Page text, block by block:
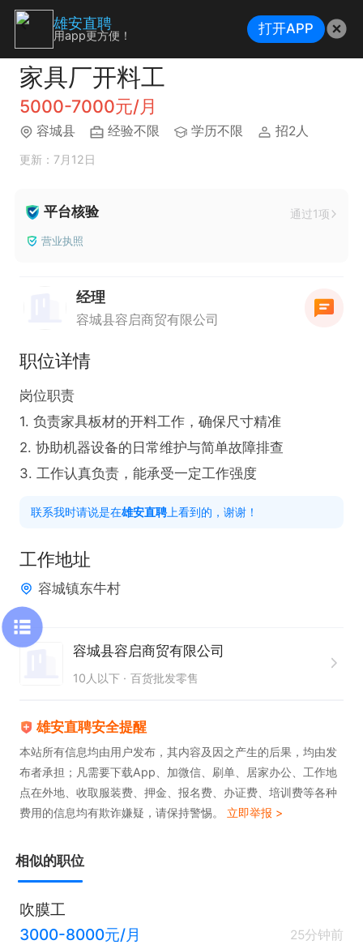
家具厂开料工
5000-7000元/月
容城县 经验不限 学历不限 招2人
更新：7月12日
平台核验 通过1项
营业执照
经理
容城县容启商贸有限公司
职位详情
岗位职责
1. 负责家具板材的开料工作，确保尺寸精准
2. 协助机器设备的日常维护与简单故障排查
3. 工作认真负责，能承受一定工作强度
联系我时请说是在雄安直聘 上看到的，谢谢！
工作地址
容城镇东牛村
容城县容启商贸有限公司
10人以下 百货批发零售
雄安直聘安全提醒
本站所有信息均由用户发布，其内容及因之产生的后果，均由发
布者承担；凡需要下载App、加微信、刷单、居家办公、工作地
点在外地、收取服装费、押金、报名费、办证费、培训费等各种
费用的信息均有欺诈嫌疑，请保持警惕。 立即举报 >
相似的职位
吹膜工
3000-8000元/月
25分钟前
雄安直聘
用app更方便！ 打开APP